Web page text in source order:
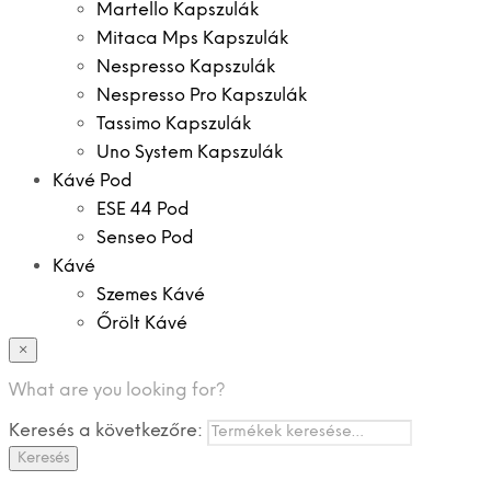
Martello Kapszulák
Mitaca Mps Kapszulák
Nespresso Kapszulák
Nespresso Pro Kapszulák
Tassimo Kapszulák
Uno System Kapszulák
Kávé Pod
ESE 44 Pod
Senseo Pod
Kávé
Szemes Kávé
Őrölt Kávé
Instant Kávé
Zacskó Tea
Tartozékok
×
What are you looking for?
Keresés a következőre:
Keresés